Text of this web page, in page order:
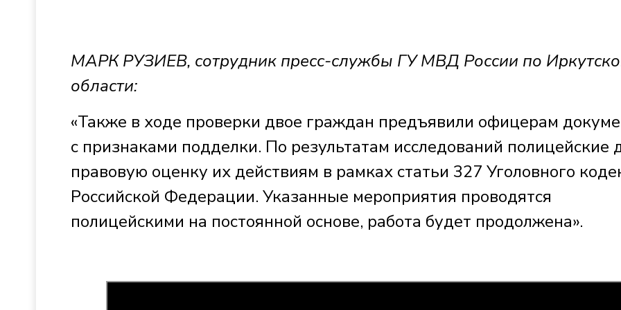
МАРК РУЗИЕВ, сотрудник пресс-службы ГУ МВД России по
области:
«Также в ходе проверки двое граждан предъявили офицерам
с признаками подделки. По результатам исследований полицейские
правовую оценку их действиям в рамках статьи 327 Уголовного
Российской Федерации. Указанные мероприятия проводятся
полицейскими на постоянной основе, работа будет продолжена».